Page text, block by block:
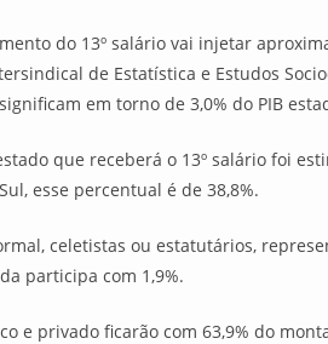
do 13º salário vai injetar
de Estatística e Estudos
em torno de 3,0% do PIB
que receberá o 13º salário foi
esse percentual é de 38,8%.
celetistas ou estatutários,
participa com 1,9%.
e privado ficarão com 63,9% do